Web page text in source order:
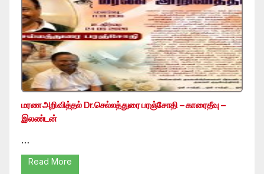
மரண அறிவித்தல் Dr.செல்லத்துரை பரஞ்சோதி – காரைதீவு –
இலண்டன்
…
Read More